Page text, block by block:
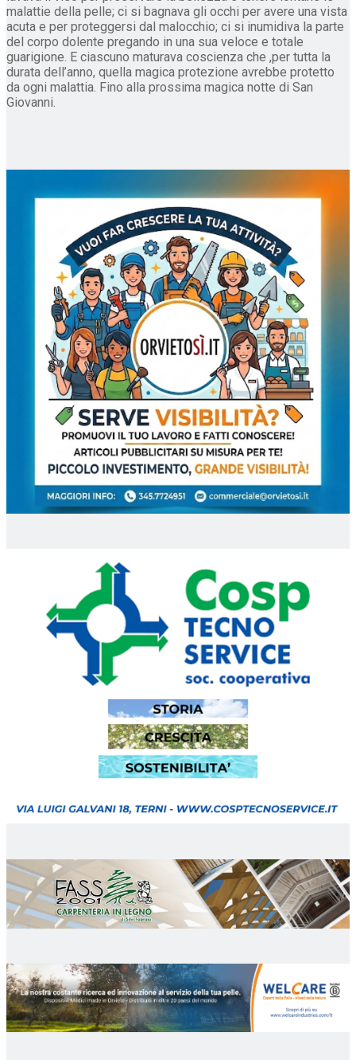
malattie della pelle; ci si bagnava gli occhi per avere una vista
acuta e per proteggersi dal malocchio; ci si inumidiva la parte
del corpo dolente pregando in una sua veloce e totale
guarigione. E ciascuno maturava coscienza che ,per tutta la
durata dell’anno, quella magica protezione avrebbe protetto
da ogni malattia. Fino alla prossima magica notte di San
Giovanni.